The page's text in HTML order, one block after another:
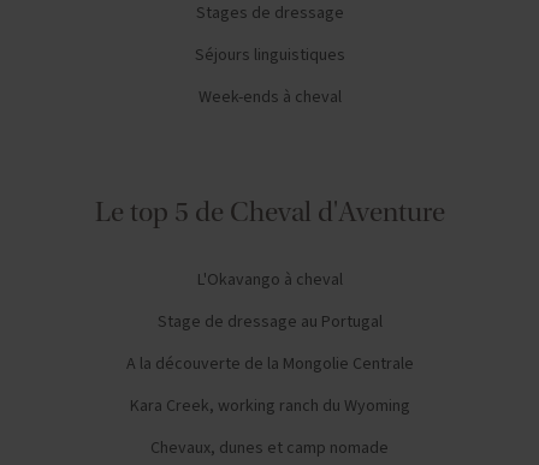
Stages de dressage
Séjours linguistiques
Week-ends à cheval
Le top 5 de Cheval d'Aventure
L'Okavango à cheval
Stage de dressage au Portugal
A la découverte de la Mongolie Centrale
Kara Creek, working ranch du Wyoming
Chevaux, dunes et camp nomade